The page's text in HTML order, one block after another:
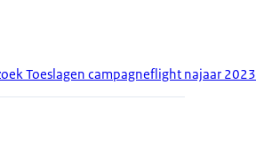
Toeslagen campagneflight najaar 2023